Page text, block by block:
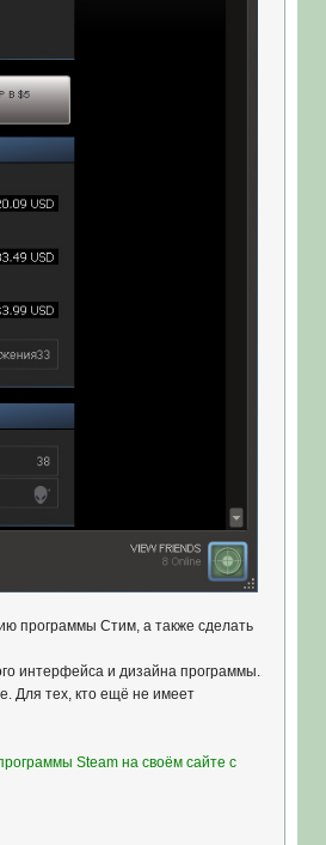
программы Стим, а также сделать
интерфейса и дизайна программы.
Для тех, кто ещё не имеет
Steam на своём сайте с